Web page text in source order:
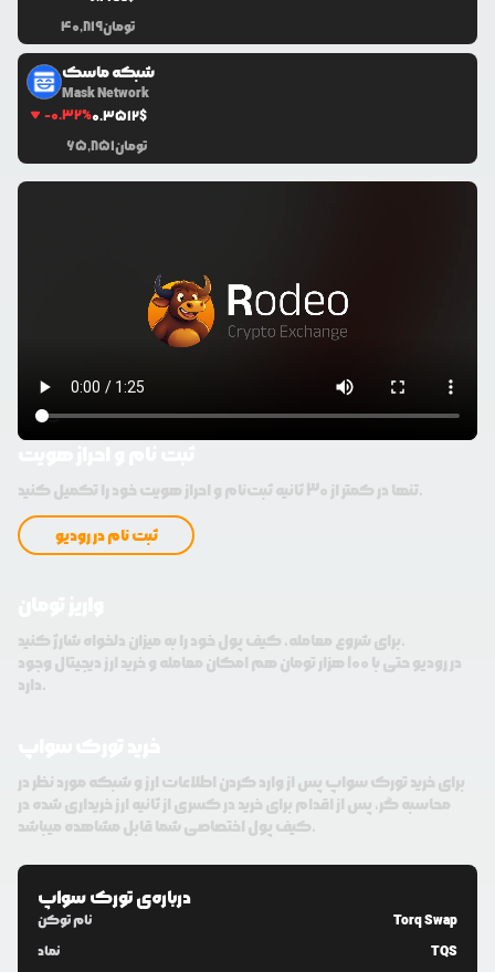
40,819تومان
شبکه ماسک
Mask Network
-0.32%0.3512$
65,851تومان
تنها در کمتر از 30 ثانیه ثبت‌نام و احراز هویت خود را تکمیل کنید.
ثبت نام در رودیو
برای شروع معامله، کیف پول خود را به میزان دلخواه شارژ کنید.
در رودیو حتی با 100 هزار تومان هم امکان معامله و خرید ارز دیجیتال وجود
دارد.
برای خرید تورک سواپ پس از وارد کردن اطلاعات ارز و شبکه مورد نظر در
محاسبه گر، پس از اقدام برای خرید در کسری از ثانیه ارز خریداری شده در
کیف پول اختصاصی شما قابل مشاهده میباشد.
درباره‌یتورک سواپ
نام توکن
Torq Swap
نماد
TQS